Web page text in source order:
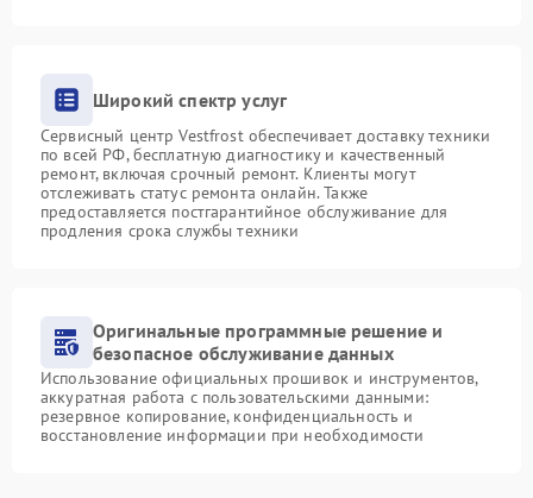
Широкий спектр услуг
Сервисный центр Vestfrost обеспечивает доставку техники
по всей РФ, бесплатную диагностику и качественный
ремонт, включая срочный ремонт. Клиенты могут
отслеживать статус ремонта онлайн. Также
предоставляется постгарантийное обслуживание для
продления срока службы техники
Оригинальные программные решение и
безопасное обслуживание данных
Использование официальных прошивок и инструментов,
аккуратная работа с пользовательскими данными:
резервное копирование, конфиденциальность и
восстановление информации при необходимости